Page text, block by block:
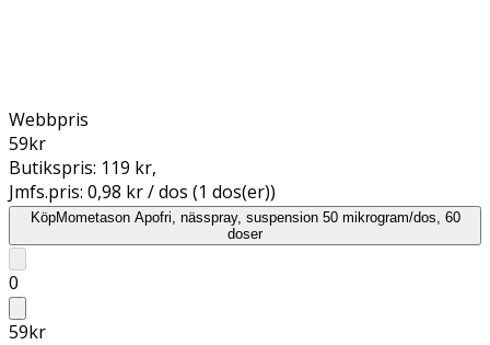
Webbpris
59kr
Butikspris: 119 kr,
Jmfs.pris: 0,98 kr / dos (1 dos(er))
KöpMometason Apofri, nässpray, suspension 50 mikrogram/dos, 60
doser
0
59kr